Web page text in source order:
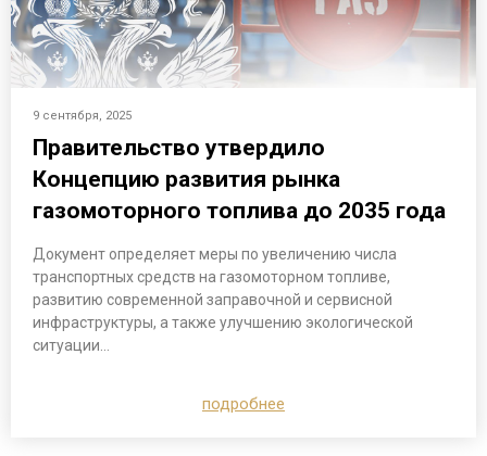
9 сентября, 2025
Правительство утвердило
Концепцию развития рынка
газомоторного топлива до 2035 года
Документ определяет меры по увеличению числа
транспортных средств на газомоторном топливе,
развитию современной заправочной и сервисной
инфраструктуры, а также улучшению экологической
ситуации…
подробнее